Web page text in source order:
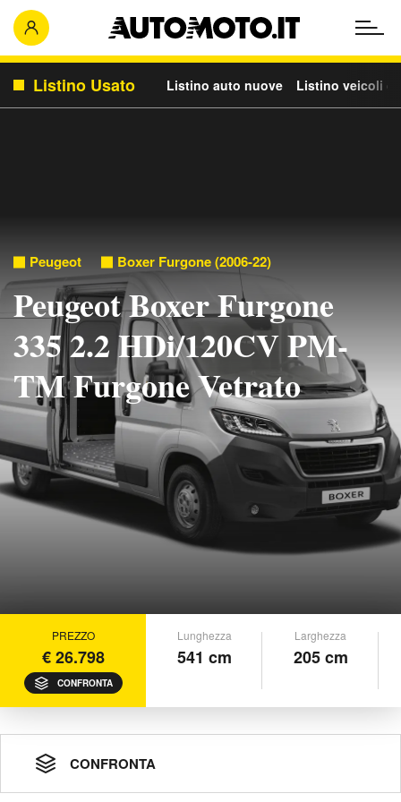
Listino Usato Listino auto nuove Listino veicoli
Peugeot Boxer Furgone (2006-22)
Peugeot Boxer Furgone
335 2.2 HDi/120CV PM-
TM Furgone Vetrato
PREZZO
€ 26.798
CONFRONTA
Lunghezza
541 cm
Larghezza
205 cm
CONFRONTA